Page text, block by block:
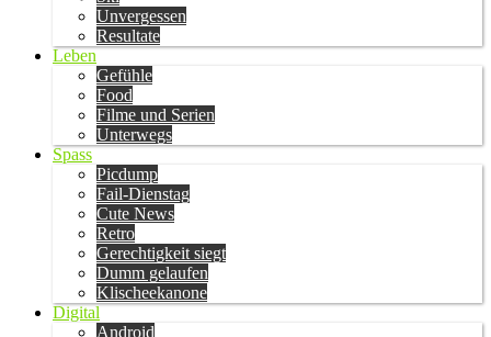
Unvergessen
Resultate
Leben
Gefühle
Food
Filme und Serien
Unterwegs
Spass
Picdump
Fail-Dienstag
Cute News
Retro
Gerechtigkeit siegt
Dumm gelaufen
Klischeekanone
Digital
Android